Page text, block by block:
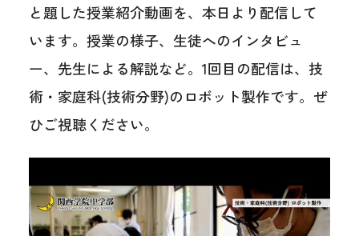
と題した授業紹介動画を、本日より配信して
います。授業の様子、生徒へのインタビュ
ー、先生による解説など。1回目の配信は、技
術・家庭科(技術分野)のロボット製作です。ぜ
ひご視聴ください。